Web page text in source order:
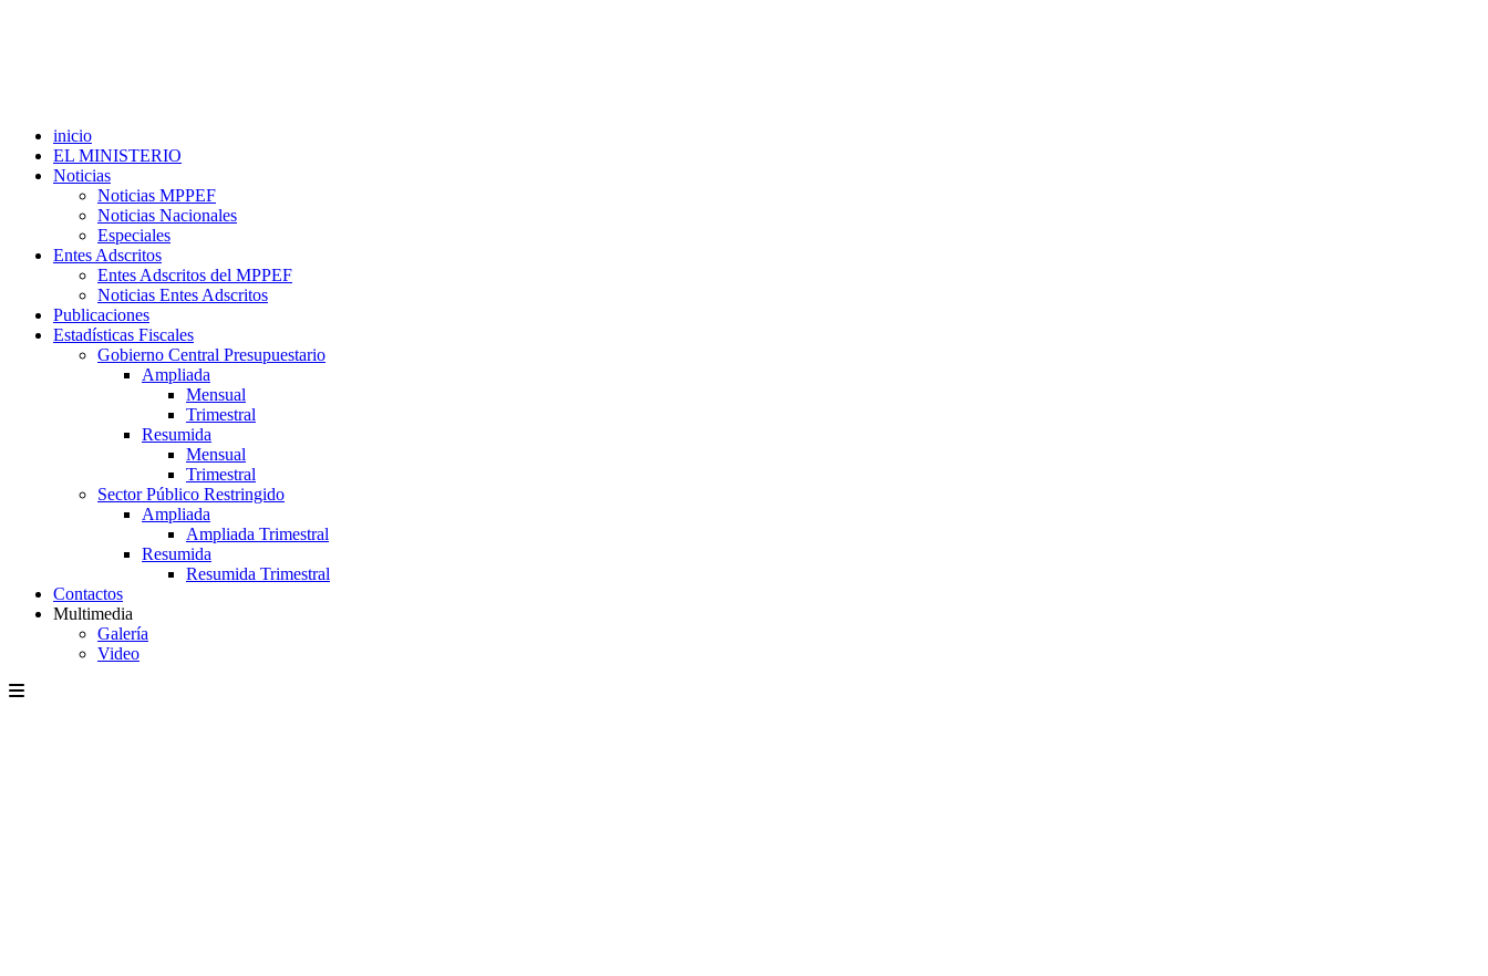
inicio
EL MINISTERIO
Noticias
Noticias MPPEF
Noticias Nacionales
Especiales
Entes Adscritos
Entes Adscritos del MPPEF
Noticias Entes Adscritos
Publicaciones
Estadísticas Fiscales
Gobierno Central Presupuestario
Ampliada
Mensual
Trimestral
Resumida
Mensual
Trimestral
Sector Público Restringido
Ampliada
Ampliada Trimestral
Resumida
Resumida Trimestral
Contactos
Multimedia
Galería
Video